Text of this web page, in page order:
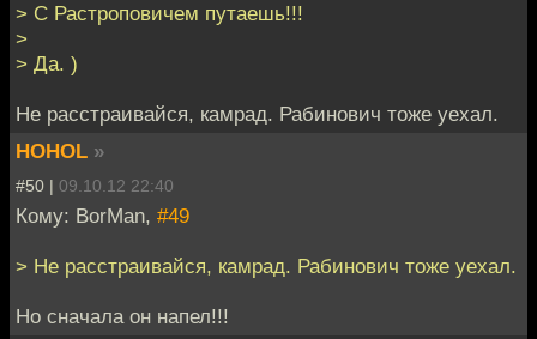
> С Растроповичем путаешь!!!
>
> Да. )
Не расстраивайся, камрад. Рабинович тоже уехал.
HOHOL »
#50 | 09.10.12 22:40
Кому: BorMan, #49
> Не расстраивайся, камрад. Рабинович тоже уехал.
Но сначала он напел!!!